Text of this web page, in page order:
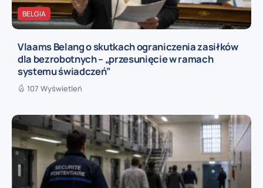
BELGIA
Vlaams Belang o skutkach ograniczenia zasiłków
dla bezrobotnych – „przesunięcie w ramach
systemu świadczeń”
107 Wyświetleń